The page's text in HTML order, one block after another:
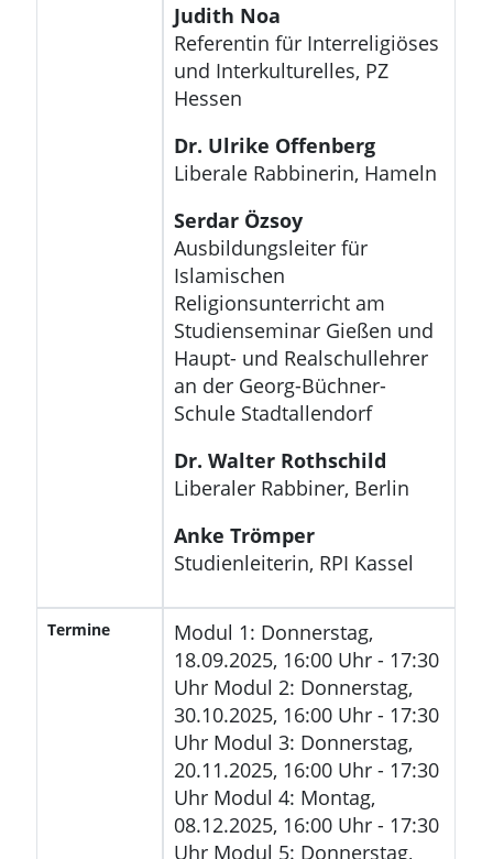
Termine
Modul 1: Donnerstag,
18.09.2025, 16:00 Uhr - 17:30
Uhr Modul 2: Donnerstag,
30.10.2025, 16:00 Uhr - 17:30
Uhr Modul 3: Donnerstag,
20.11.2025, 16:00 Uhr - 17:30
Uhr Modul 4: Montag,
08.12.2025, 16:00 Uhr - 17:30
Uhr Modul 5: Donnerstag,
Judith Noa
Referentin für Interreligiöses
und Interkulturelles, PZ
Hessen
Dr. Ulrike Offenberg
Liberale Rabbinerin, Hameln
Serdar Özsoy
Ausbildungsleiter für
Islamischen
Religionsunterricht am
Studienseminar Gießen und
Haupt- und Realschullehrer
an der Georg-Büchner-
Schule Stadtallendorf
Dr. Walter Rothschild
Liberaler Rabbiner, Berlin
Anke Trömper
Studienleiterin, RPI Kassel